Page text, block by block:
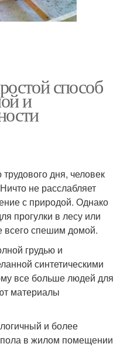
способ
и
дня, человек
не расслабляет
с природой. Однако
прогулки в лесу или
всего спешим домой.
грудью и
синтетическими
все больше людей для
материалы
и более
в жилом помещении